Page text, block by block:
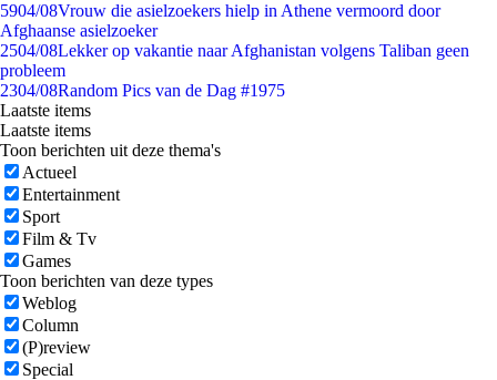
5904/08Vrouw die asielzoekers hielp in Athene vermoord door
Afghaanse asielzoeker
2504/08Lekker op vakantie naar Afghanistan volgens Taliban geen
probleem
2304/08Random Pics van de Dag #1975
Laatste items
Laatste items
Toon berichten uit deze thema's
Actueel
Entertainment
Sport
Film & Tv
Games
Toon berichten van deze types
Weblog
Column
(P)review
Special